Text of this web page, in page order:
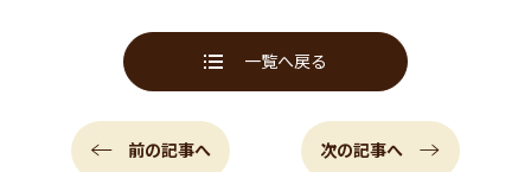
一覧へ戻る
前の記事へ 次の記事へ